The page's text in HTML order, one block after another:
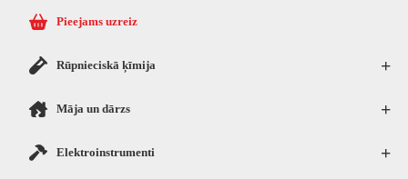
Pieejams uzreiz
+
Rūpnieciskā ķīmija
+
Māja un dārzs
+
Elektroinstrumenti